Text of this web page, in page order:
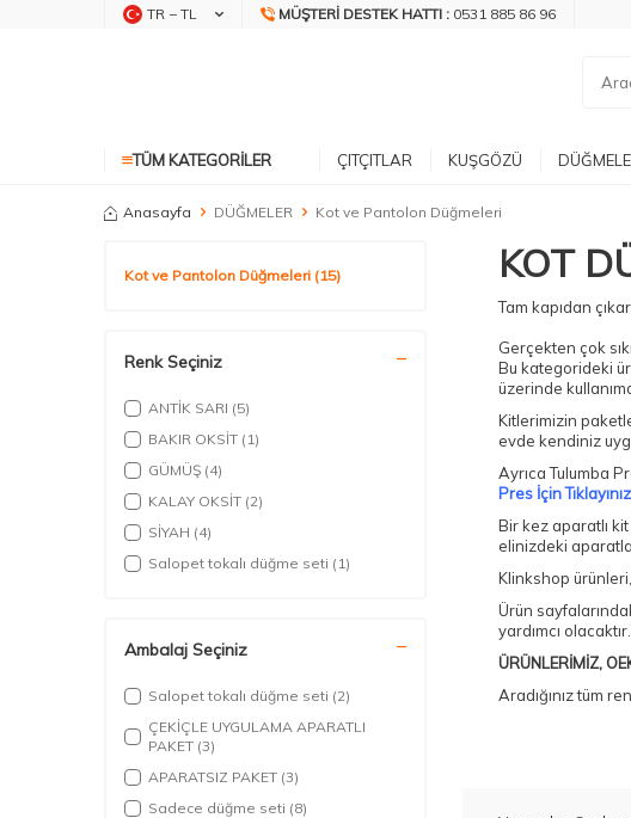
TR − TL MÜŞTERI DESTEK HATTI : 0531 885 86 96
TÜM KATEGORILER ÇITÇITLAR KUŞGÖZÜ
Anasayfa DÜĞMELER Kot ve Pantolon Düğmeleri
Kot ve Pantolon Düğmeleri (15)
Renk Seçiniz
ANTİK SARI (5)
BAKIR OKSİT (1)
GÜMÜŞ (4)
KALAY OKSİT (2)
SİYAH (4)
Salopet tokalı düğme seti (1)
Ambalaj Seçiniz
Salopet tokalı düğme seti (2)
ÇEKİÇLE UYGULAMA APARATLI
PAKET (3)
APARATSIZ PAKET (3)
Sadece düğme seti (8)
KOT
Tam kapıdan
Gerçekten çok
Bu kategorideki
üzerinde
Kitlerimizin
evde kendiniz
Ayrıca Tulumba
Pres İçin Tıklayınız
Bir kez aparatlı
elinizdeki
Klinkshop
Ürün
yardımcı olacaktır.
ÜRÜNLERİMİZ,
Aradığınız tüm